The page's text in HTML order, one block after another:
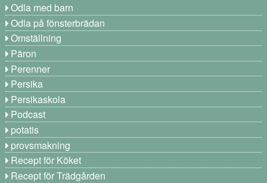
Odla med barn
Odla på fönsterbrädan
Omställning
Päron
Perenner
Persika
Persikaskola
Podcast
potatis
provsmakning
Recept för Köket
Recept för Trädgården